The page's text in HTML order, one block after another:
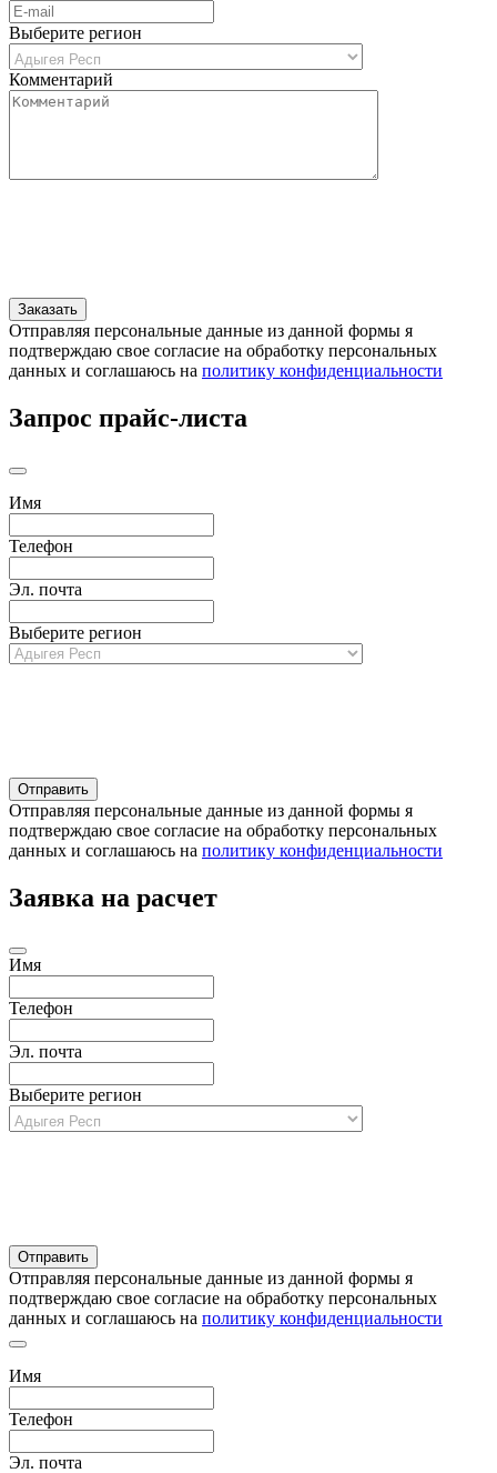
Выберите регион
Комментарий
Отправляя персональные данные из данной формы я
подтверждаю свое согласие на обработку персональных
данных и соглашаюсь на политику конфиденциальности
Запрос прайс-листа
Имя
Телефон
Эл. почта
Выберите регион
Отправляя персональные данные из данной формы я
подтверждаю свое согласие на обработку персональных
данных и соглашаюсь на политику конфиденциальности
Заявка на расчет
Имя
Телефон
Эл. почта
Выберите регион
Отправляя персональные данные из данной формы я
подтверждаю свое согласие на обработку персональных
данных и соглашаюсь на политику конфиденциальности
Имя
Телефон
Эл. почта